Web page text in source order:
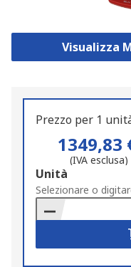
Visualizza
Prezzo per 1
1349,83
(IVA esclusa)
Add
to
Basket
Unità
Selezionare o